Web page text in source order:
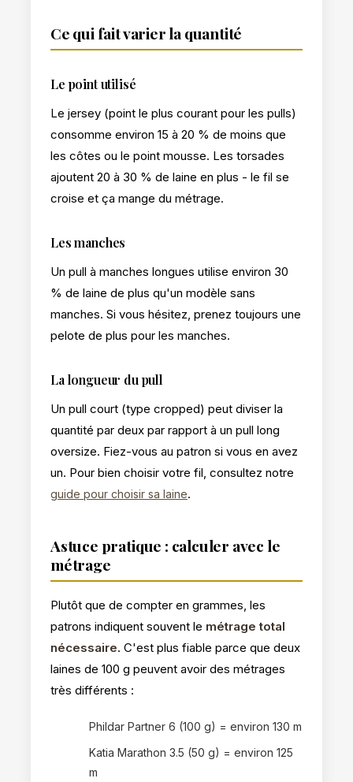
Ce qui fait varier la quantité
Le point utilisé
Le jersey (point le plus courant pour les pulls)
consomme environ 15 à 20 % de moins que
les côtes ou le point mousse. Les torsades
ajoutent 20 à 30 % de laine en plus - le fil se
croise et ça mange du métrage.
Les manches
Un pull à manches longues utilise environ 30
% de laine de plus qu'un modèle sans
manches. Si vous hésitez, prenez toujours une
pelote de plus pour les manches.
La longueur du pull
Un pull court (type cropped) peut diviser la
quantité par deux par rapport à un pull long
oversize. Fiez-vous au patron si vous en avez
un. Pour bien choisir votre fil, consultez notre
guide pour choisir sa laine.
Astuce pratique : calculer avec le
métrage
Plutôt que de compter en grammes, les
patrons indiquent souvent le métrage total
nécessaire. C'est plus fiable parce que deux
laines de 100 g peuvent avoir des métrages
très différents :
Phildar Partner 6 (100 g) = environ 130 m
Katia Marathon 3.5 (50 g) = environ 125
m